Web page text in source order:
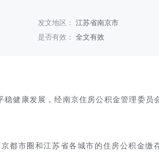
发文地区： 江苏省南京市
是否有效： 全文有效
健康发展，经南京住房公积金管理委员
都市圈和江苏省各城市的住房公积金缴